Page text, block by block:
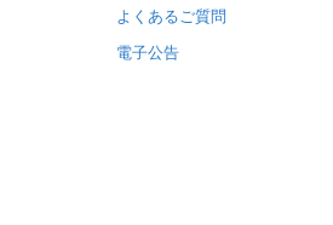
よくあるご質問
電子公告